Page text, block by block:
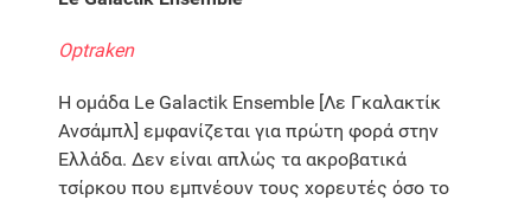
Optraken
Η ομάδα Le Galactik Ensemble [Λε Γκαλακτίκ
Ανσάμπλ] εμφανίζεται για πρώτη φορά στην
Ελλάδα. Δεν είναι απλώς τα ακροβατικά
τσίρκου που εμπνέουν τους χορευτές όσο το